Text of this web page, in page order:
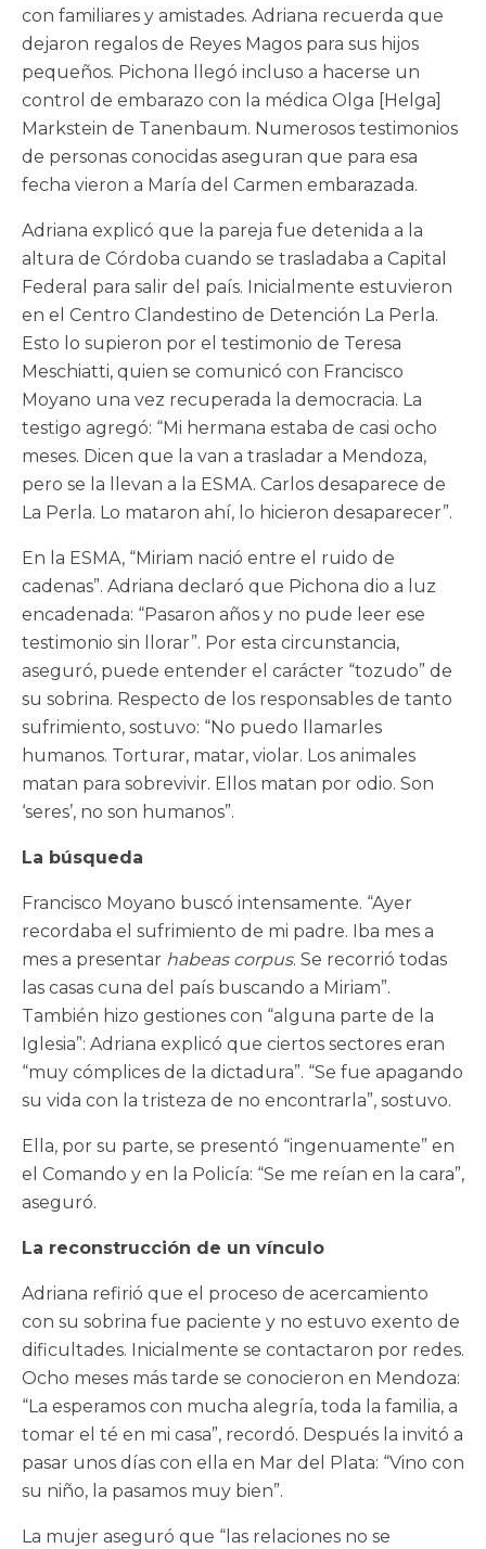
con familiares y amistades. Adriana recuerda que
dejaron regalos de Reyes Magos para sus hijos
pequeños. Pichona llegó incluso a hacerse un
control de embarazo con la médica Olga [Helga]
Markstein de Tanenbaum. Numerosos testimonios
de personas conocidas aseguran que para esa
fecha vieron a María del Carmen embarazada.
Adriana explicó que la pareja fue detenida a la
altura de Córdoba cuando se trasladaba a Capital
Federal para salir del país. Inicialmente estuvieron
en el Centro Clandestino de Detención La Perla.
Esto lo supieron por el testimonio de Teresa
Meschiatti, quien se comunicó con Francisco
Moyano una vez recuperada la democracia. La
testigo agregó: “Mi hermana estaba de casi ocho
meses. Dicen que la van a trasladar a Mendoza,
pero se la llevan a la ESMA. Carlos desaparece de
La Perla. Lo mataron ahí, lo hicieron desaparecer”.
En la ESMA, “Miriam nació entre el ruido de
cadenas”. Adriana declaró que Pichona dio a luz
encadenada: “Pasaron años y no pude leer ese
testimonio sin llorar”. Por esta circunstancia,
aseguró, puede entender el carácter “tozudo” de
su sobrina. Respecto de los responsables de tanto
sufrimiento, sostuvo: “No puedo llamarles
humanos. Torturar, matar, violar. Los animales
matan para sobrevivir. Ellos matan por odio. Son
‘seres’, no son humanos”.
La búsqueda
Francisco Moyano buscó intensamente. “Ayer
recordaba el sufrimiento de mi padre. Iba mes a
mes a presentar habeas corpus. Se recorrió todas
las casas cuna del país buscando a Miriam”.
También hizo gestiones con “alguna parte de la
Iglesia”: Adriana explicó que ciertos sectores eran
“muy cómplices de la dictadura”. “Se fue apagando
su vida con la tristeza de no encontrarla”, sostuvo.
Ella, por su parte, se presentó “ingenuamente” en
el Comando y en la Policía: “Se me reían en la cara”,
aseguró.
La reconstrucción de un vínculo
Adriana refirió que el proceso de acercamiento
con su sobrina fue paciente y no estuvo exento de
dificultades. Inicialmente se contactaron por redes.
Ocho meses más tarde se conocieron en Mendoza:
“La esperamos con mucha alegría, toda la familia, a
tomar el té en mi casa”, recordó. Después la invitó a
pasar unos días con ella en Mar del Plata: “Vino con
su niño, la pasamos muy bien”.
La mujer aseguró que “las relaciones no se